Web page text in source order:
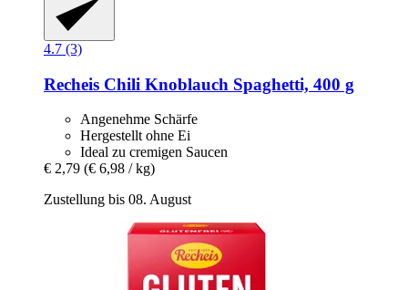
4.7 (3)
Recheis Chili Knoblauch Spaghetti, 400 g
Angenehme Schärfe
Hergestellt ohne Ei
Ideal zu cremigen Saucen
€ 2,79 (€ 6,98 / kg)
Zustellung bis 08. August